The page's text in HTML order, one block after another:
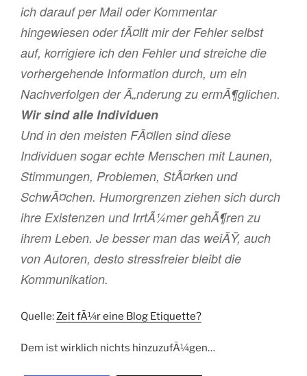
ich darauf per Mail oder Kommentar
hingewiesen oder fÃ¤llt mir der Fehler selbst
auf, korrigiere ich den Fehler und streiche die
vorhergehende Information durch, um ein
Nachverfolgen der Ã„nderung zu ermÃ¶glichen.
Wir sind alle Individuen
Und in den meisten FÃ¤llen sind diese
Individuen sogar echte Menschen mit Launen,
Stimmungen, Problemen, StÃ¤rken und
SchwÃ¤chen. Humorgrenzen ziehen sich durch
ihre Existenzen und IrrtÃ¼mer gehÃ¶ren zu
ihrem Leben. Je besser man das weiÃŸ, auch
von Autoren, desto stressfreier bleibt die
Kommunikation.
Quelle:Zeit fÃ¼r eine Blog Etiquette?
Dem ist wirklich nichts hinzuzufÃ¼gen…